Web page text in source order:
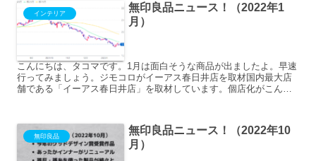
インテリア
無印良品ニュース！（2022年1
月）
こんにちは、タコマです。1月は面白そうな商品が出ましたよ。早速
行ってみましょう。ジモコロがイーアス春日井店を取材国内最大店
舗である「イーアス春日井店」を取材しています。個店化がこんな
無印良品
無印良品ニュース！（2022年10
月）